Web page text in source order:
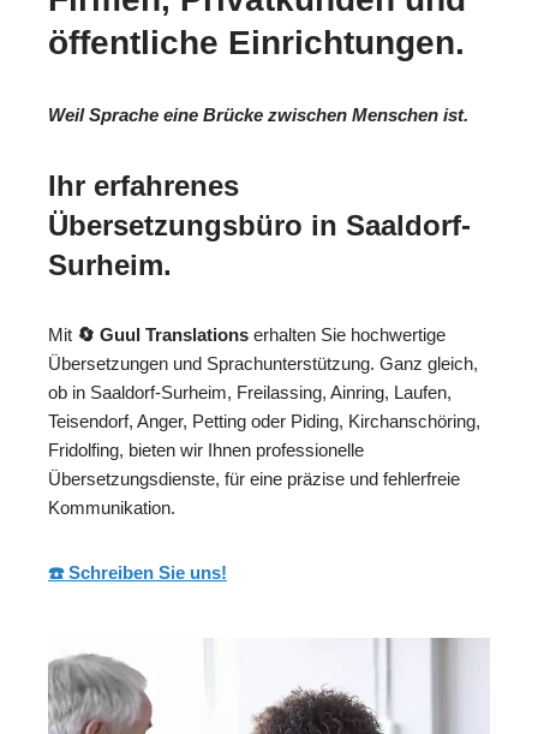
öffentliche Einrichtungen.
Weil Sprache eine Brücke zwischen Menschen ist.
Ihr erfahrenes
Übersetzungsbüro in Saaldorf-
Surheim.
Mit 🔄 Guul Translations erhalten Sie hochwertige
Übersetzungen und Sprachunterstützung. Ganz gleich,
ob in Saaldorf-Surheim, Freilassing, Ainring, Laufen,
Teisendorf, Anger, Petting oder Piding, Kirchanschöring,
Fridolfing, bieten wir Ihnen professionelle
Übersetzungsdienste, für eine präzise und fehlerfreie
Kommunikation.
☎️ Schreiben Sie uns!